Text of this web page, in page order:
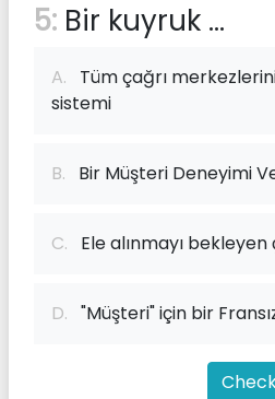
5: Bir kuyruk ...
A. Tüm çağrı
sistemi
B. Bir Müşteri Deneyimi
C. Ele alınmayı bekleyen
D. "Müşteri" için bir